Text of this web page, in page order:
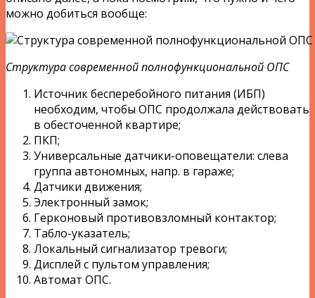
можно добиться вообще:
Структура современной полнофункциональной ОПС
Источник бесперебойного питания (ИБП)
необходим, чтобы ОПС продолжала действовать
в обесточенной квартире;
ПКП;
Универсальные датчики-оповещатели: слева
группа автономных, напр. в гараже;
Датчики движения;
Электронный замок;
Герконовый противовзломный контактор;
Табло-указатель;
Локальный сигнализатор тревоги;
Дисплей с пультом управления;
Автомат ОПС.